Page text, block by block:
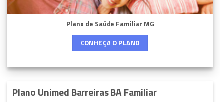
Plano de Saúde Familiar MG
CONHEÇA O PLANO
Plano Unimed Barreiras BA Familiar